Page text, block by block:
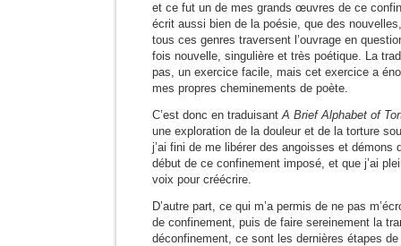
et ce fut un de mes grands œuvres de ce
écrit aussi bien de la poésie, que des
tous ces genres traversent l’ouvrage en
fois nouvelle, singulière et très poétique. La
pas, un exercice facile, mais cet exercice a
mes propres cheminements de poète.
C’est donc en traduisantA Brief Alphabet of
une exploration de la douleur et de la torture
j’ai fini de me libérer des angoisses et démons
début de ce confinement imposé, et que j’ai
voix pour créécrire.
D’autre part, ce qui m’a permis de ne pas
de confinement, puis de faire sereinement la
déconfinement, ce sont les dernières étapes